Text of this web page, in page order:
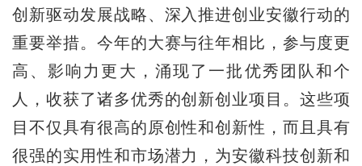
创新驱动发展战略、深入推进创业安徽行动的
重要举措。今年的大赛与往年相比，参与度更
高、影响力更大，涌现了一批优秀团队和个
人，收获了诸多优秀的创新创业项目。这些项
目不仅具有很高的原创性和创新性，而且具有
很强的实用性和市场潜力，为安徽科技创新和